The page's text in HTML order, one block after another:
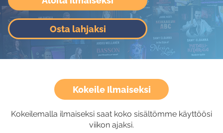
Osta lahjaksi
Kokeile Ilmaiseksi
Kokeilemalla ilmaiseksi saat koko sisältömme käyttöösi
viikon ajaksi.